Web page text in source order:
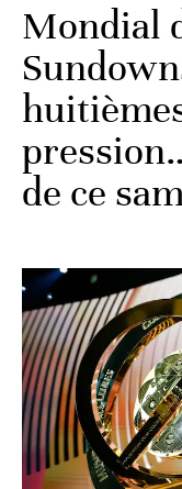
Mondial
de ce